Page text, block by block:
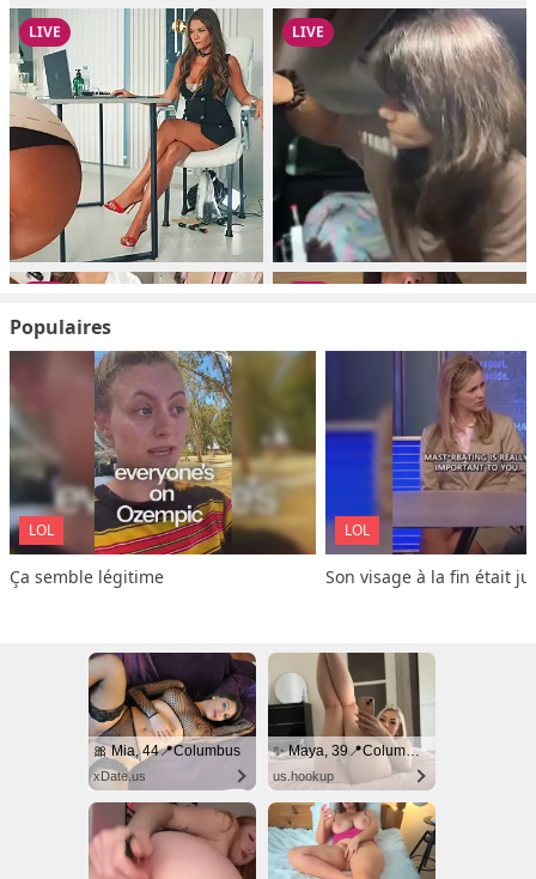
Populaires
LOL
Ça semble légitime
LOL
Son visage à la fin était